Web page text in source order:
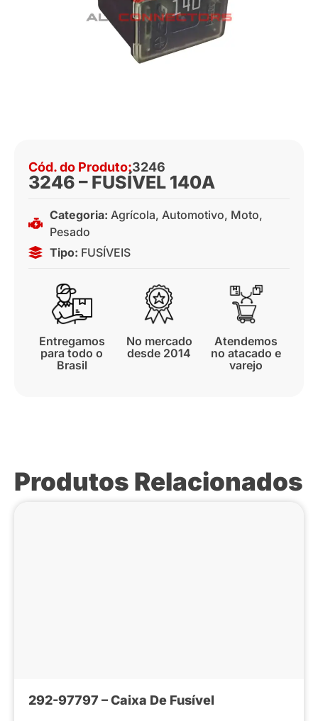
Cód. do Produto:3246
3246 – FUSÍVEL 140A
Categoria: Agrícola, Automotivo, Moto,
Pesado
Tipo: FUSÍVEIS
Entregamos
para todo o
Brasil
No mercado
desde 2014
Atendemos
no atacado e
varejo
Produtos Relacionados
292-97797 – Caixa De Fusível